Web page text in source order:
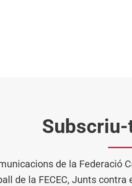
de la Federació
de la FECEC, Junts